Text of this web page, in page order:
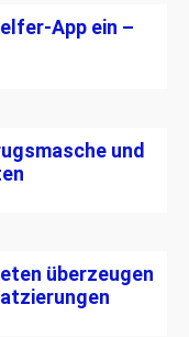
App ein –
und
überzeugen